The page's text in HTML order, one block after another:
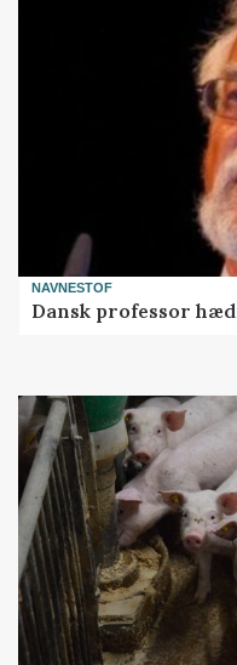
NAVNESTOF
Dansk professor